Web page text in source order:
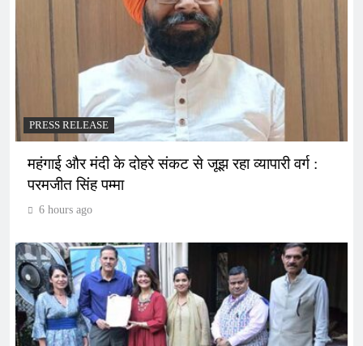
PRESS RELEASE
महंगाई और मंदी के दोहरे संकट से जूझ रहा व्यापारी वर्ग :
परमजीत सिंह पम्मा
6 hours ago